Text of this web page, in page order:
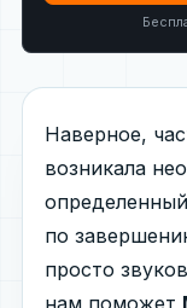
Наверное,
возникала
по
просто
нам поможет